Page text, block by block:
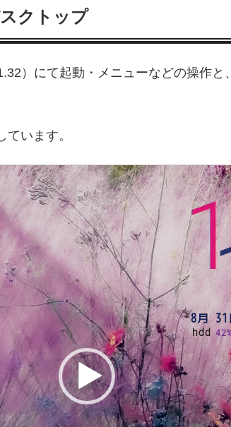
クトップ
）にて起動・メニューなどの操作と
います。